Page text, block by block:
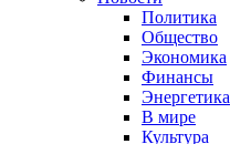
Политика
Общество
Экономика
Финансы
Энергетика
В мире
Культура